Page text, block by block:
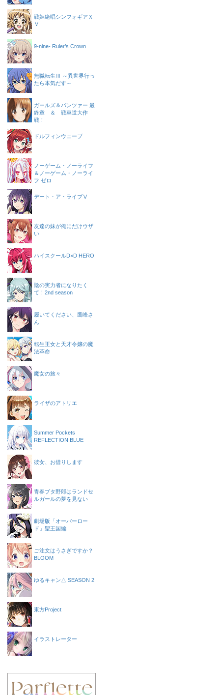
戦姫絶唱シンフォギアＸ
Ｖ
9-nine- Ruler’s Crown
無職転生Ⅲ ～異世界行っ
たら本気だす～
ガールズ＆パンツァー 最
終章 ＆ 戦車道大作
戦！
ドルフィンウェーブ
ノーゲーム・ノーライフ
＆ノーゲーム・ノーライ
フ ゼロ
デート・ア・ライブⅤ
友達の妹が俺にだけウザ
い
ハイスクールD×D HERO
陰の実力者になりたく
て！2nd season
履いてください、鷹峰さ
ん
転生王女と天才令嬢の魔
法革命
魔女の旅々
ライザのアトリエ
Summer Pockets
REFLECTION BLUE
彼女、お借りします
青春ブタ野郎はランドセ
ルガールの夢を見ない
劇場版「オーバーロー
ド」聖王国編
ご注文はうさぎですか？
BLOOM
ゆるキャン△ SEASON 2
東方Project
イラストレーター